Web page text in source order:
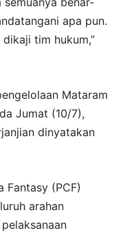
apa pun.
tim hukum,”
Mataram
Jumat (10/7),
dinyatakan
Fantasy (PCF)
arahan